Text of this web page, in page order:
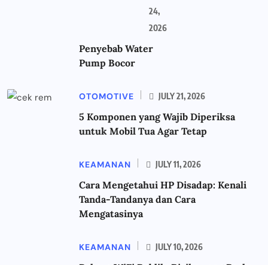
24,
2026
Penyebab Water
Pump Bocor
OTOMOTIVE JULY 21, 2026
5 Komponen yang Wajib Diperiksa
untuk Mobil Tua Agar Tetap
KEAMANAN JULY 11, 2026
Cara Mengetahui HP Disadap: Kenali
Tanda-Tandanya dan Cara
Mengatasinya
KEAMANAN JULY 10, 2026